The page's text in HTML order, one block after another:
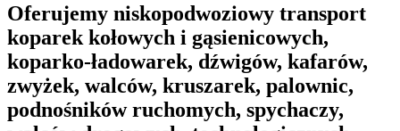
Oferujemy niskopodwoziowy transport
koparek kołowych i gąsienicowych,
koparko-ładowarek, dźwigów, kafarów,
zwyżek, walców, kruszarek, palownic,
podnośników ruchomych, spychaczy,